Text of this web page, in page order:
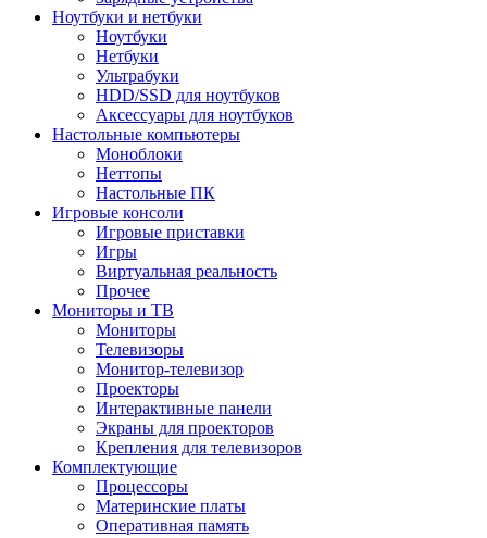
Ноутбуки и нетбуки
Ноутбуки
Нетбуки
Ультрабуки
HDD/SSD для ноутбуков
Аксессуары для ноутбуков
Настольные компьютеры
Моноблоки
Неттопы
Настольные ПК
Игровые консоли
Игровые приставки
Игры
Виртуальная реальность
Прочее
Мониторы и ТВ
Мониторы
Телевизоры
Монитор-телевизор
Проекторы
Интерактивные панели
Экраны для проекторов
Крепления для телевизоров
Комплектующие
Процессоры
Материнские платы
Оперативная память